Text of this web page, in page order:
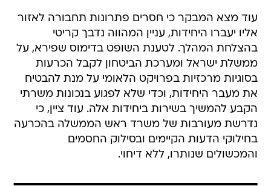
עוד מצא המבקר כי חסרים פתרונות תחבורה לאזור
אליו יעברו היחידות, עניין המהווה נדבך קריטי
בהצלחת המהלך. לטענת השופט בדימוס שפירא, על
ממשלת ישראל ומערכת הביטחון לקבל הכרעות
בסוגיות מרכזיות בפרויקט הלאומי על מנת להבטיח
את מעבר היחידות, וכדי שלא לפגוע בנכונות משרתי
הקבע להמשיך בשירות ביחידות אלה. עוד ציין, כי
נדרשת מעורבות של משרד ראש הממשלה בהכרעה
בחילוקי הדעות הקיימים ובסילוק החסמים
והמכשולים שנותרו, ללא דיחוי.